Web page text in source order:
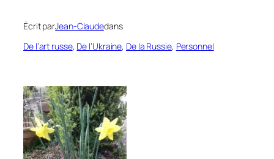
Écrit parJean-Claudedans
De l’art russe, De l’Ukraine, De la Russie, Personnel